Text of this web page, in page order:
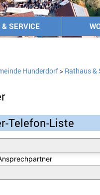
SERVICE
Hunderdorf> Rathaus &
Telefon-Liste